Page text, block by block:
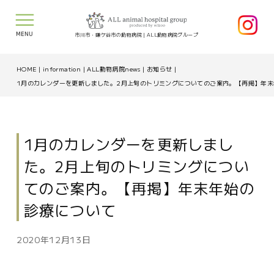
MENU 市川市・鎌ケ谷市の動物病院｜ALL動物病院グループ
HOME | information | ALL動物病院news | お知らせ |
1月のカレンダーを更新しました。2月上旬のトリミングについてのご案内。【再掲】年
1月のカレンダーを更新しまし
た。2月上旬のトリミングについ
てのご案内。【再掲】年末年始の
診療について
2020年12月13日